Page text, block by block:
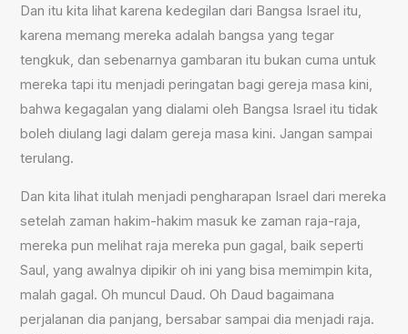
Dan itu kita lihat karena kedegilan dari Bangsa Israel itu,
karena memang mereka adalah bangsa yang tegar
tengkuk, dan sebenarnya gambaran itu bukan cuma untuk
mereka tapi itu menjadi peringatan bagi gereja masa kini,
bahwa kegagalan yang dialami oleh Bangsa Israel itu tidak
boleh diulang lagi dalam gereja masa kini. Jangan sampai
terulang.
Dan kita lihat itulah menjadi pengharapan Israel dari mereka
setelah zaman hakim-hakim masuk ke zaman raja-raja,
mereka pun melihat raja mereka pun gagal, baik seperti
Saul, yang awalnya dipikir oh ini yang bisa memimpin kita,
malah gagal. Oh muncul Daud. Oh Daud bagaimana
perjalanan dia panjang, bersabar sampai dia menjadi raja.